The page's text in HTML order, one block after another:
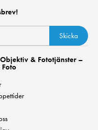
Skicka
& Fototjänster –